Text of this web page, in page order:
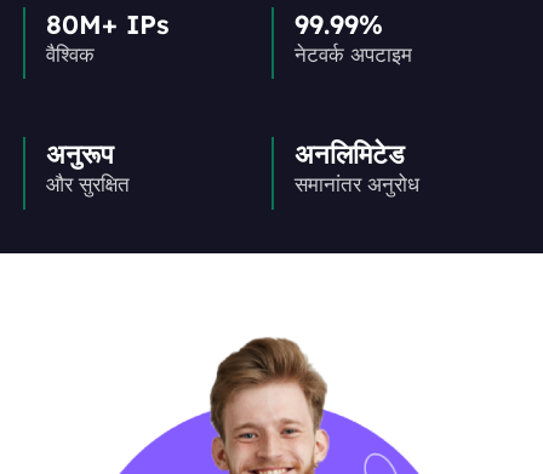
80M+ IPs
वैश्विक
99.99%
नेटवर्क अपटाइम
अनुरूप
और सुरक्षित
अनलिमिटेड
समानांतर अनुरोध